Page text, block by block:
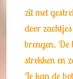
zit met
door
brengen.
strekken en
Je kan de